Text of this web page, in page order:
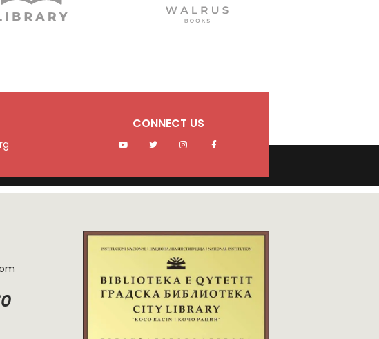
CONNECT US